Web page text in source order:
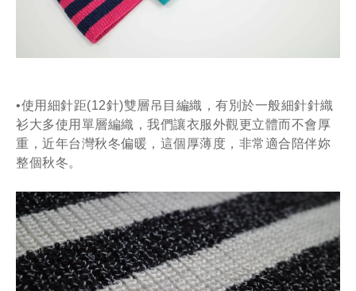
•使用細針距(12針)雙層吊目編織，有別於一般細針針織
衫大多使用單層編織，我們讓衣服外觀更立體而不會厚
重，近年台灣秋冬偏暖，這個厚薄度，非常適合陪伴妳
整個秋冬。